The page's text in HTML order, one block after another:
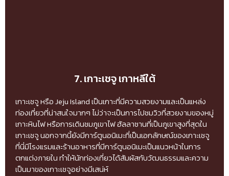
7. เกาะเชจู เกาหลีใต้
เกาะเชจู หรือ Jeju Island เป็นเกาะที่มีความสวยงามและเป็นแหล่ง
ท่องเที่ยวที่น่าสนใจมากๆ ไม่ว่าจะเป็นการไปชมวิวที่สวยงามของหมู่
เกาะหินไฟ หรือการเดินชมภูเขาไฟ ฮัลลาซานที่เป็นภูเขาสูงที่สุดใน
เกาะเชจู นอกจากนี้ยังมีการ์ตูนอนิเมะที่เป็นเอกลักษณ์ของเกาะเชจู
ที่นี่มีโรงแรมและร้านอาหารที่มีการ์ตูนอนิเมะเป็นแนวหน้าในการ
ตกแต่งภายใน ทำให้นักท่องเที่ยวได้สัมผัสกับวัฒนธรรมและความ
เป็นมาของเกาะเชจูอย่างมีเสน่ห์